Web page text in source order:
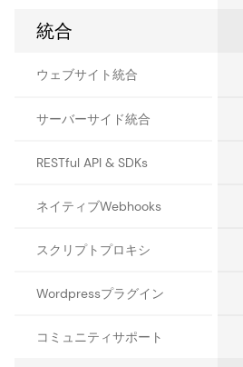
統合
ウェブサイト統合
サーバーサイド統合
RESTful API & SDKs
ネイティブWebhooks
スクリプトプロキシ
Wordpressプラグイン
コミュニティサポート